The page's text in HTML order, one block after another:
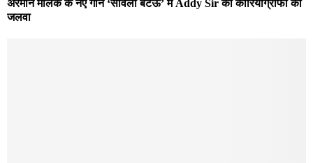
अरमान मलिक के नए गाने ‘सावला बटेऊ’ में Addy Sir की कोरियोग्राफी का
जलवा